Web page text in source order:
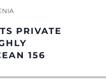
PRIVATE
156